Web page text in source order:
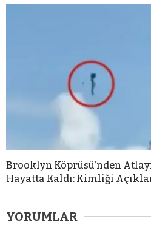
Brooklyn Köprüsü’nden
Hayatta Kaldı: Kimliği
YORUMLAR